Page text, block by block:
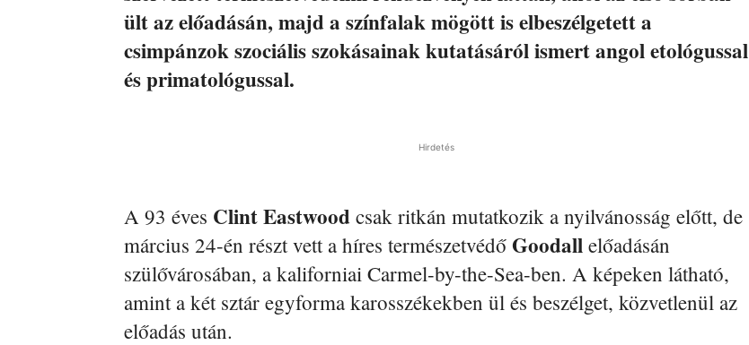
ült az előadásán, majd a színfalak mögött is elbeszélgetett a
csimpánzok szociális szokásainak kutatásáról ismert angol etológussal
és primatológussal.
Hirdetés
A 93 éves Clint Eastwood csak ritkán mutatkozik a nyilvánosság előtt, de
március 24-én részt vett a híres természetvédő Goodall előadásán
szülővárosában, a kaliforniai Carmel-by-the-Sea-ben. A képeken látható,
amint a két sztár egyforma karosszékekben ül és beszélget, közvetlenül az
előadás után.